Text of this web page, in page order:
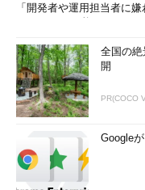
「開発者や運用担当者に嫌
全国の
開
PR(COCO
Google